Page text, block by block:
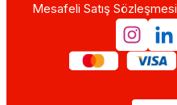
Mesafeli Satış Sözleşmesi